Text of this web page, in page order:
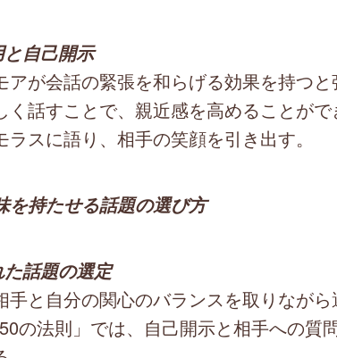
自己開示
が会話の緊張を和らげる効果を持つ
話すことで、親近感を高めることがで
スに語り、相手の笑顔を引き出す。
を持たせる話題の選び方
話題の選定
と自分の関心のバランスを取りなが
の法則」では、自己開示と相手への質